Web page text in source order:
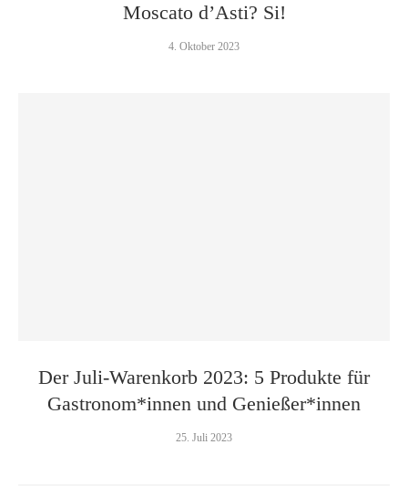
Moscato d’Asti? Si!
4. Oktober 2023
Der Juli-Warenkorb 2023: 5 Produkte für
Gastronom*innen und Genießer*innen
25. Juli 2023